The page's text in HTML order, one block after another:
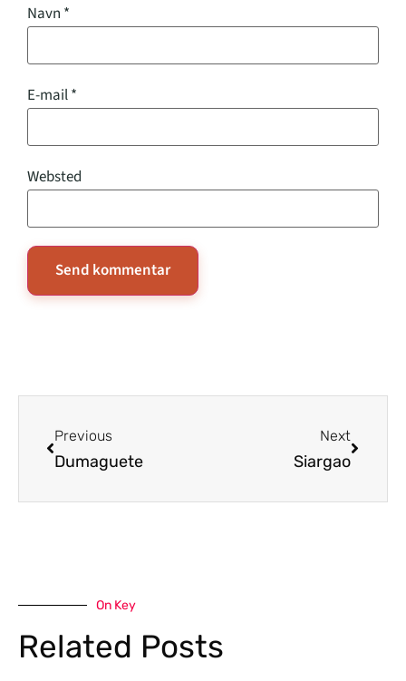
Navn *
E-mail*
Websted
Previous
Dumaguete
Next
Siargao
On Key
Related Posts